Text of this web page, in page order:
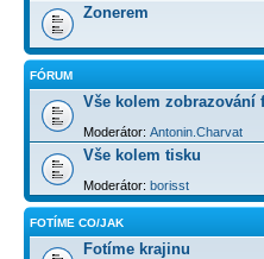
Zonerem
FÓRUM
Vše kolem
Moderátor: Antonin.Charvat
Vše kolem tisku
Moderátor: borisst
FOTÍME CO/JAK
Fotíme krajinu